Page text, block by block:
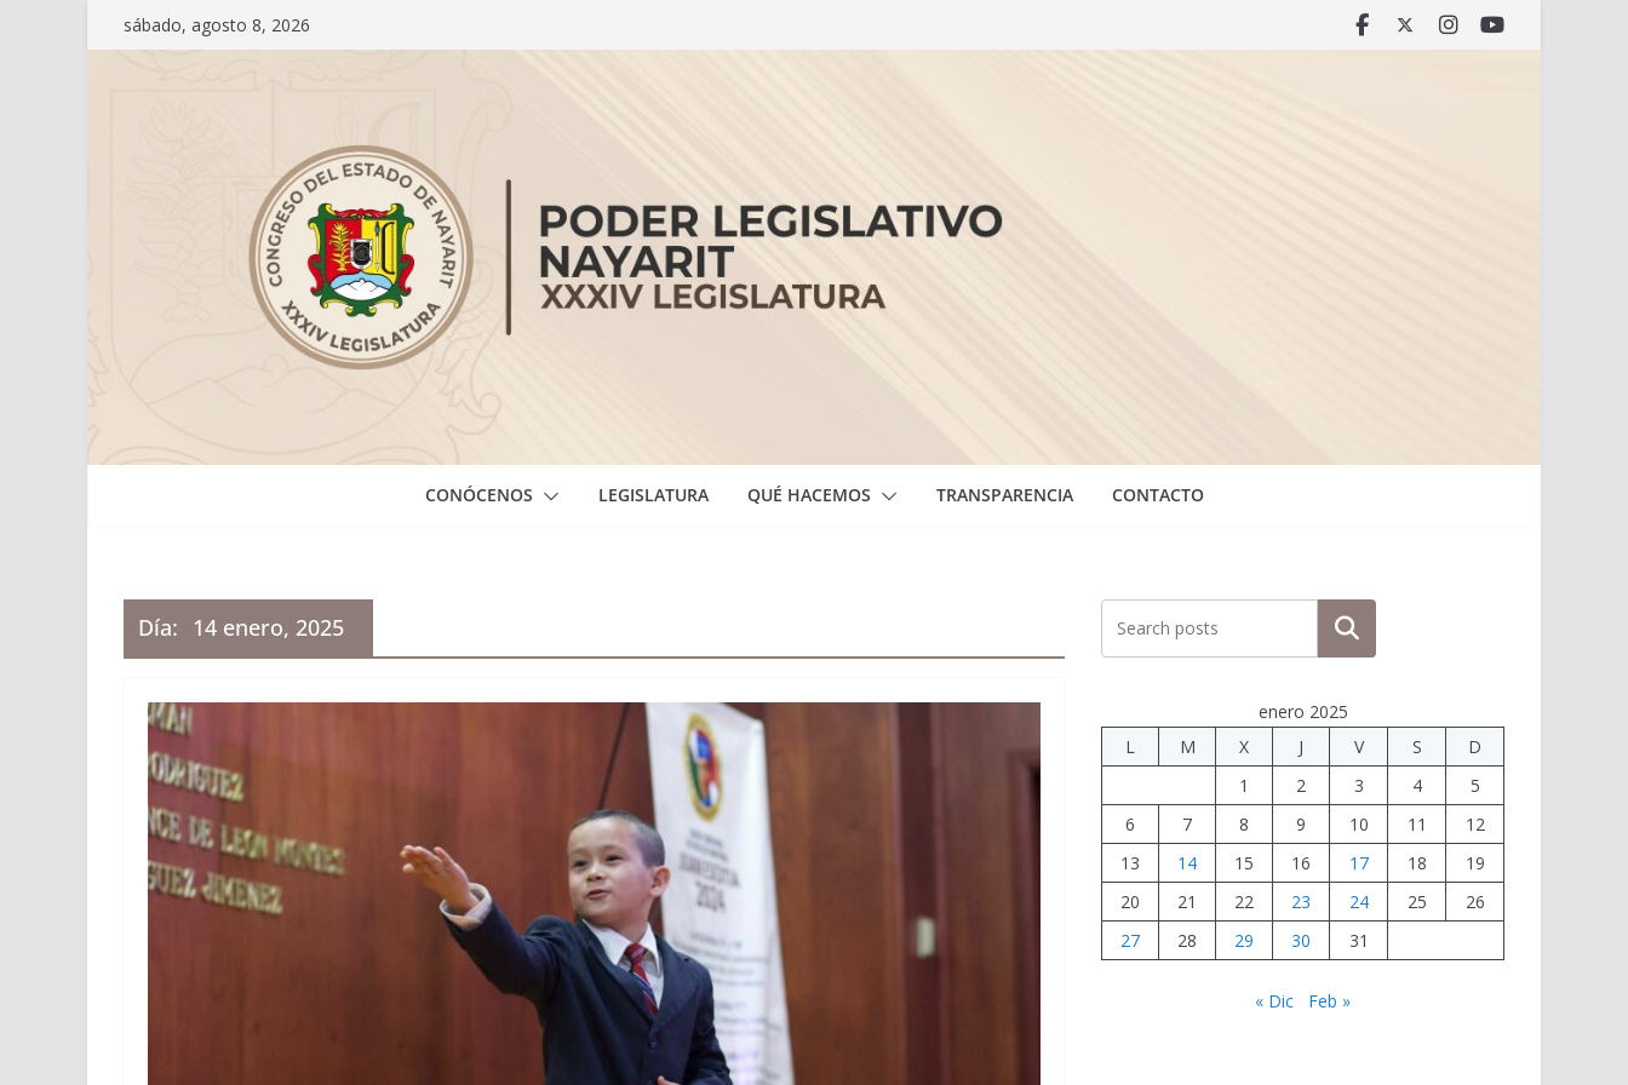
Saltar
al
sábado, agosto 8, 2026
CONÓCENOS LEGISLATURA QUÉ HACEMOS TRANSPARENCIA CONTACTO
Día: 14 enero, 2025 Buscar
enero 2025
L
M X J V S
D
1
2 3 4
5
6
7 8 9 10 11
12
13
14 15 16 17 18
19
20
21 22 23 24 25
26
27
28 29 30 31
« Dic Feb »